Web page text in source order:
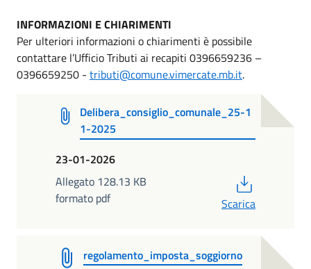
INFORMAZIONI E CHIARIMENTI
Per ulteriori informazioni o chiarimenti è possibile
contattare l’Ufficio Tributi ai recapiti 0396659236 –
0396659250 - tributi@comune.vimercate.mb.it.
Delibera_consiglio_comunale_25-1
1-2025
23-01-2026
Allegato 128.13 KB
formato pdf
Scarica
regolamento_imposta_soggiorno